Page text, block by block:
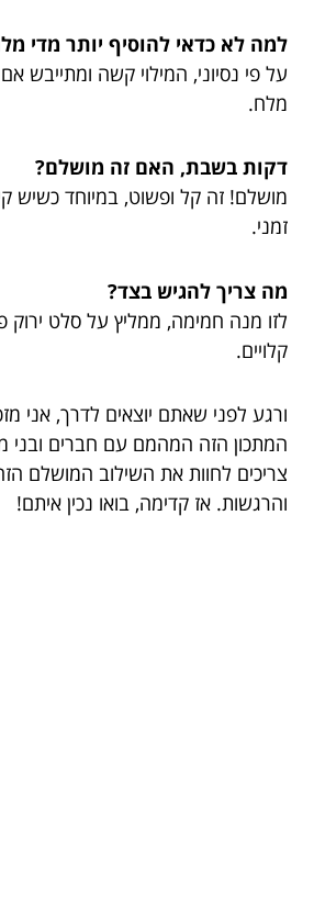
למה לא כדאי להוסיף יותר מדי
על פי נסיוני, המילוי קשה ומתייבש
מלח.
דקות בשבת, האם זה מושלם?
מושלם! זה קל ופשוט, במיוחד כשיש
זמני.
מה צריך להגיש בצד?
לזו מנה חמימה, ממליץ על סלט ירוק
קלויים.
ורגע לפני שאתם יוצאים לדרך, אני
המתכון הזה המהמם עם חברים
צריכים לחוות את השילוב המושלם
והרגשות. אז קדימה, בואו נכין איתם!